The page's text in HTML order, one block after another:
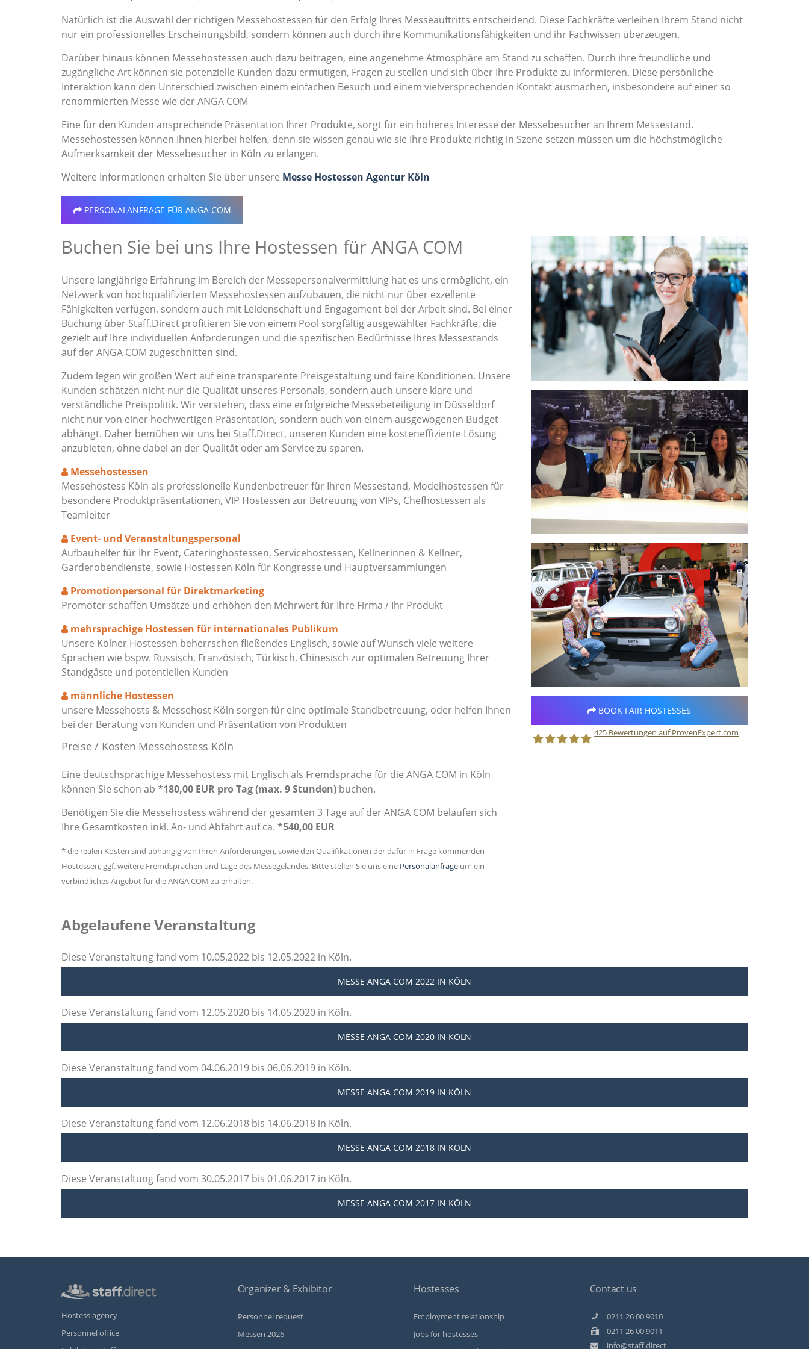
Natürlich ist die Auswahl der richtigen Messehostessen für den Erfolg Ihres Messeauftritts entscheidend. Diese Fachkräfte verleihen Ihrem Stand nicht
nur ein professionelles Erscheinungsbild, sondern können auch durch ihre Kommunikationsfähigkeiten und ihr Fachwissen überzeugen.
Darüber hinaus können Messehostessen auch dazu beitragen, eine angenehme Atmosphäre am Stand zu schaffen. Durch ihre freundliche und
zugängliche Art können sie potenzielle Kunden dazu ermutigen, Fragen zu stellen und sich über Ihre Produkte zu informieren. Diese persönliche
Interaktion kann den Unterschied zwischen einem einfachen Besuch und einem vielversprechenden Kontakt ausmachen, insbesondere auf einer so
renommierten Messe wie der ANGA COM
Eine für den Kunden ansprechende Präsentation Ihrer Produkte, sorgt für ein höheres Interesse der Messebesucher an Ihrem Messestand.
Messehostessen können Ihnen hierbei helfen, denn sie wissen genau wie sie Ihre Produkte richtig in Szene setzen müssen um die höchstmögliche
Aufmerksamkeit der Messebesucher in Köln zu erlangen.
Weitere Informationen erhalten Sie über unsere Messe Hostessen Agentur Köln
PERSONALANFRAGE FÜR ANGA COM
Buchen Sie bei uns Ihre Hostessen für ANGA COM
Unsere langjährige Erfahrung im Bereich der Messepersonalvermittlung hat es uns ermöglicht, ein
Netzwerk von hochqualifizierten Messehostessen aufzubauen, die nicht nur über exzellente
Fähigkeiten verfügen, sondern auch mit Leidenschaft und Engagement bei der Arbeit sind. Bei einer
Buchung über Staff.Direct profitieren Sie von einem Pool sorgfältig ausgewählter Fachkräfte, die
gezielt auf Ihre individuellen Anforderungen und die spezifischen Bedürfnisse Ihres Messestands
auf der ANGA COM zugeschnitten sind.
Zudem legen wir großen Wert auf eine transparente Preisgestaltung und faire Konditionen. Unsere
Kunden schätzen nicht nur die Qualität unseres Personals, sondern auch unsere klare und
verständliche Preispolitik. Wir verstehen, dass eine erfolgreiche Messebeteiligung in Düsseldorf
nicht nur von einer hochwertigen Präsentation, sondern auch von einem ausgewogenen Budget
abhängt. Daher bemühen wir uns bei Staff.Direct, unseren Kunden eine kosteneffiziente Lösung
anzubieten, ohne dabei an der Qualität oder am Service zu sparen.
Messehostessen
Messehostess Köln als professionelle Kundenbetreuer für Ihren Messestand, Modelhostessen für
besondere Produktpräsentationen, VIP Hostessen zur Betreuung von VIPs, Chefhostessen als
Teamleiter
Event- und Veranstaltungspersonal
Aufbauhelfer für Ihr Event, Cateringhostessen, Servicehostessen, Kellnerinnen & Kellner,
Garderobendienste, sowie Hostessen Köln für Kongresse und Hauptversammlungen
Promotionpersonal für Direktmarketing
Promoter schaffen Umsätze und erhöhen den Mehrwert für Ihre Firma / Ihr Produkt
mehrsprachige Hostessen für internationales Publikum
Unsere Kölner Hostessen beherrschen fließendes Englisch, sowie auf Wunsch viele weitere
Sprachen wie bspw. Russisch, Französisch, Türkisch, Chinesisch zur optimalen Betreuung Ihrer
Standgäste und potentiellen Kunden
männliche Hostessen
unsere Messehosts & Messehost Köln sorgen für eine optimale Standbetreuung, oder helfen Ihnen
bei der Beratung von Kunden und Präsentation von Produkten
Preise / Kosten Messehostess Köln
Eine deutschsprachige Messehostess mit Englisch als Fremdsprache für die ANGA COM in Köln
können Sie schon ab *180,00 EUR pro Tag (max. 9 Stunden) buchen.
Benötigen Sie die Messehostess während der gesamten 3 Tage auf der ANGA COM belaufen sich
Ihre Gesamtkosten inkl. An- und Abfahrt auf ca. *540,00 EUR
* die realen Kosten sind abhängig von Ihren Anforderungen, sowie den Qualifikationen der dafür in Frage kommenden
Hostessen, ggf. weitere Fremdsprachen und Lage des Messegeländes. Bitte stellen Sie uns eine Personalanfrage um ein
verbindliches Angebot für die ANGA COM zu erhalten.
BOOK FAIR HOSTESSES
425 Bewertungen auf ProvenExpert.com
Abgelaufene Veranstaltung
Diese Veranstaltung fand vom 10.05.2022 bis 12.05.2022 in Köln.
MESSE ANGA COM 2022 IN KÖLN
Diese Veranstaltung fand vom 12.05.2020 bis 14.05.2020 in Köln.
MESSE ANGA COM 2020 IN KÖLN
Diese Veranstaltung fand vom 04.06.2019 bis 06.06.2019 in Köln.
MESSE ANGA COM 2019 IN KÖLN
Diese Veranstaltung fand vom 12.06.2018 bis 14.06.2018 in Köln.
MESSE ANGA COM 2018 IN KÖLN
Diese Veranstaltung fand vom 30.05.2017 bis 01.06.2017 in Köln.
MESSE ANGA COM 2017 IN KÖLN
Hostess agency
Personnel office
Organizer & Exhibitor
Personnel request
Messen 2026
Hostesses
Employment relationship
Jobs for hostesses
Contact us
0211 26 00 9010
0211 26 00 9011
info@staff.direct
SEHR GUT